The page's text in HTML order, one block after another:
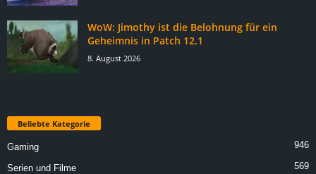
WoW: Jimothy ist die Belohnung für ein
Geheimnis in Patch 12.1
8. August 2026
Beliebte Kategorie
Gaming 946
Serien und Filme 569